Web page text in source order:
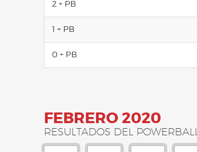
2 + PB
1 + PB
0 + PB
FEBRERO 2020
RESULTADOS DEL POWERBALL